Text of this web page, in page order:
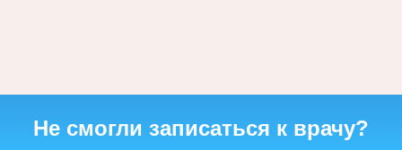
Не смогли записаться к врачу?